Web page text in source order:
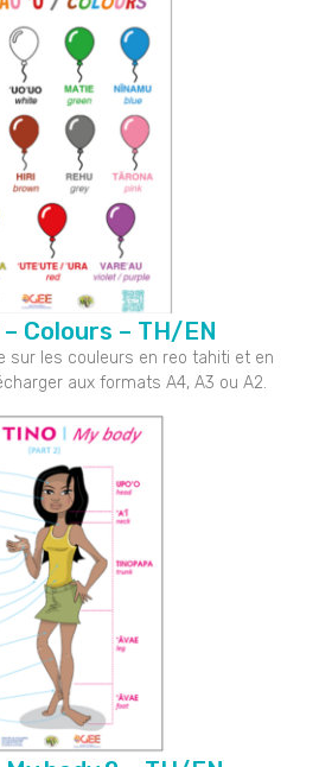
– Colours – TH/EN
sur les couleurs en reo tahiti et en
aux formats A4, A3 ou A2.